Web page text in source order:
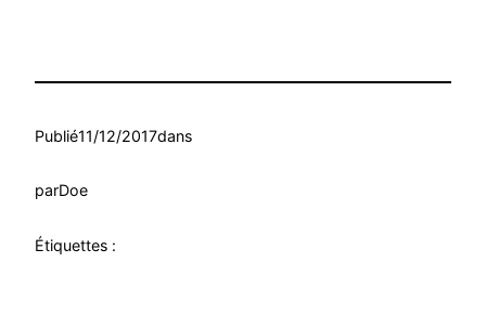
Publié11/12/2017dans
parDoe
Étiquettes :